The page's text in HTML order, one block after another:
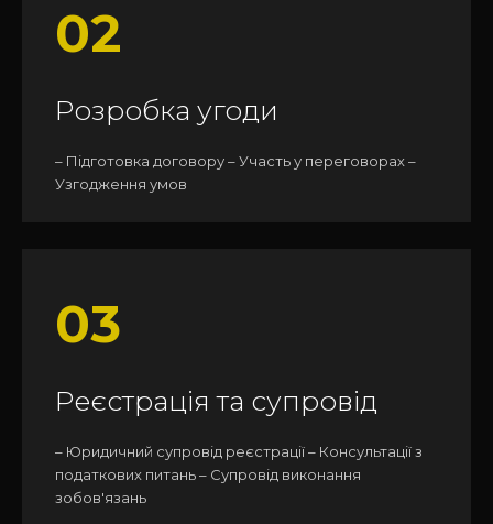
02
Розробка угоди
– Підготовка договору – Участь у переговорах –
Узгодження умов
03
Реєстрація та супровід
– Юридичний супровід реєстрації – Консультації з
податкових питань – Супровід виконання
зобов'язань